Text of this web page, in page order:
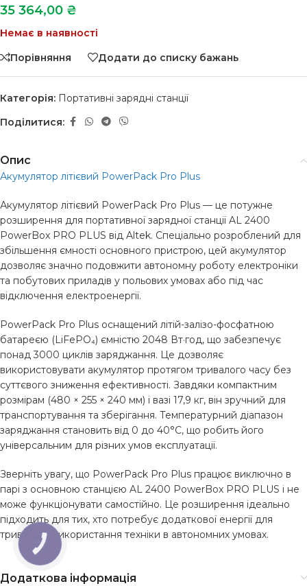
35 364,00 ₴
Немає в наявності
Порівняння
Додати до списку бажань
Категорія: Портативні зарядні станції
Поділитися:
Опис
Акумулятор літієвий PowerPack Pro Plus
Акумулятор літієвий PowerPack Pro Plus — це потужне
розширення для портативної зарядної станції AL 2400
PowerBox PRO PLUS від Altek. Спеціально розроблений для
збільшення ємності основного пристрою, цей акумулятор
дозволяє значно подовжити автономну роботу електроніки
та побутових приладів у польових умовах або під час
відключення електроенергії.
PowerPack Pro Plus оснащений літій-залізо-фосфатною
батареєю (LiFePO₄) ємністю 2048 Вт·год, що забезпечує
понад 3000 циклів заряджання. Це дозволяє
використовувати акумулятор протягом тривалого часу без
суттєвого зниження ефективності. Завдяки компактним
розмірам (480 × 255 × 240 мм) і вазі 17,9 кг, він зручний для
транспортування та зберігання. Температурний діапазон
заряджання становить від 0 до 40°C, що робить його
універсальним для різних умов експлуатації.
Зверніть увагу, що PowerPack Pro Plus працює виключно в
парі з основною станцією AL 2400 PowerBox PRO PLUS і не
може функціонувати самостійно. Це розширення ідеально
підходить для тих, хто потребує додаткової енергії для
тривалого використання техніки в автономних умовах.
Додаткова інформація
КНОПКА
ЗВ'ЯЗКУ